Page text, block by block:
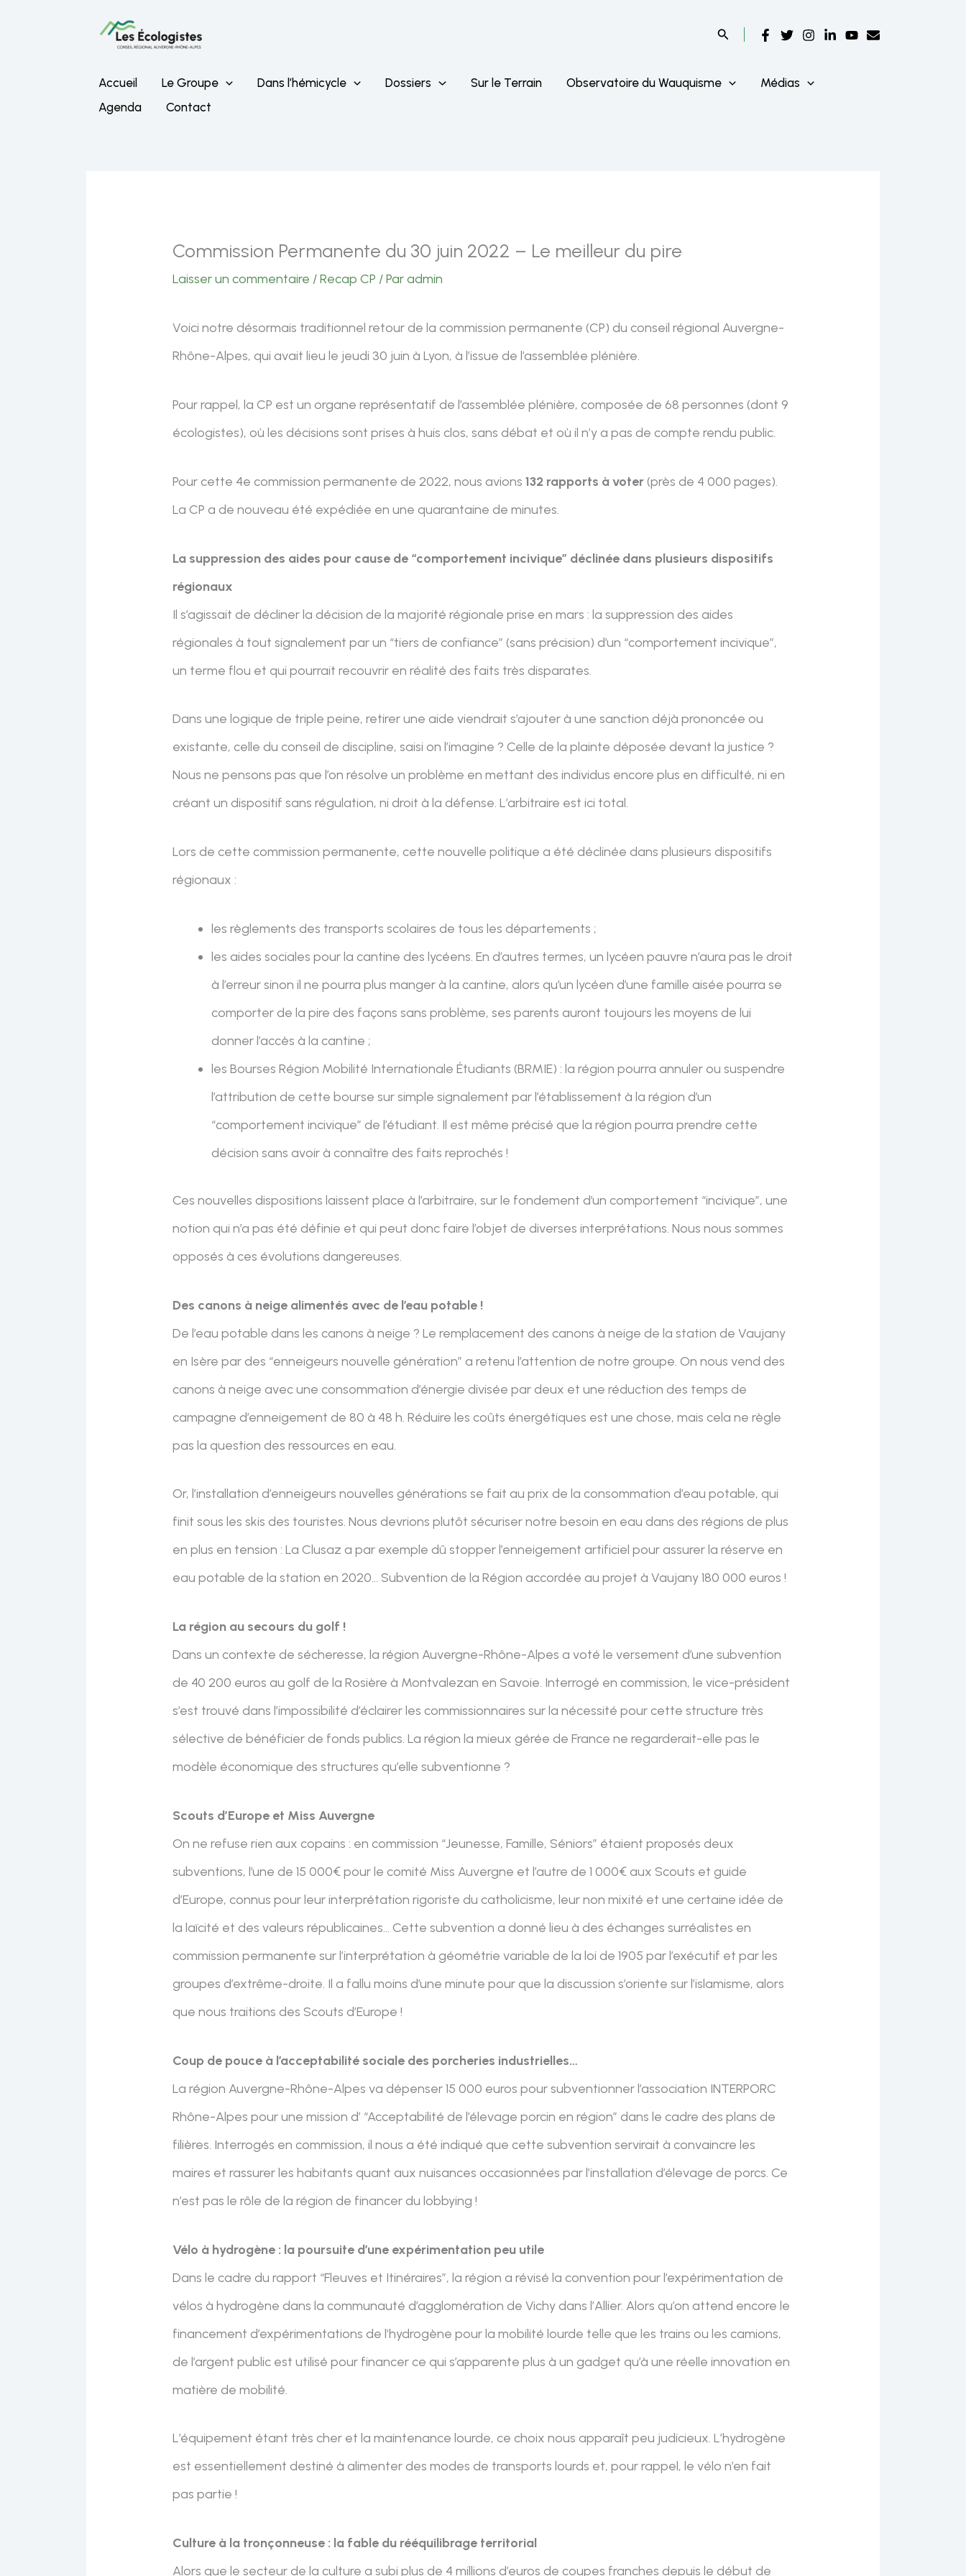
Accueil Le Groupe Dans l’hémicycle Dossiers Sur le Terrain Observatoire du Wauquisme
Médias
Agenda
Contact
Commission Permanente du 30 juin 2022 – Le meilleur du pire
Laisser un commentaire /Recap CP / Paradmin
Voici notre désormais traditionnel retour de la commission permanente (CP) du conseil régional Auvergne-
Rhône-Alpes, qui avait lieu le jeudi 30 juin à Lyon, à l’issue de l’assemblée plénière.
Pour rappel, la CP est un organe représentatif de l’assemblée plénière, composée de 68 personnes (dont 9
écologistes), où les décisions sont prises à huis clos, sans débat et où il n’y a pas de compte rendu public.
Pour cette 4e commission permanente de 2022, nous avions132 rapports à voter(près de 4 000 pages).
La CP a de nouveau été expédiée en une quarantaine de minutes.
La suppression des aides pour cause de “comportement incivique” déclinée dans plusieurs dispositifs
régionaux
Il s’agissait de décliner la décision de la majorité régionale prise en mars : la suppression des aides
régionales à tout signalement par un “tiers de confiance” (sans précision) d’un “comportement incivique”,
un terme flou et qui pourrait recouvrir en réalité des faits très disparates.
Dans une logique de triple peine, retirer une aide viendrait s’ajouter à une sanction déjà prononcée ou
existante, celle du conseil de discipline, saisi on l’imagine ? Celle de la plainte déposée devant la justice ?
Nous ne pensons pas que l’on résolve un problème en mettant des individus encore plus en difficulté, ni en
créant un dispositif sans régulation, ni droit à la défense. L’arbitraire est ici total.
Lors de cette commission permanente, cette nouvelle politique a été déclinée dans plusieurs dispositifs
régionaux :
les règlements des transports scolaires de tous les départements ;
les aides sociales pour la cantine des lycéens. En d’autres termes, un lycéen pauvre n’aura pas le droit
à l’erreur sinon il ne pourra plus manger à la cantine, alors qu’un lycéen d’une famille aisée pourra se
comporter de la pire des façons sans problème, ses parents auront toujours les moyens de lui
donner l’accès à la cantine ;
les Bourses Région Mobilité Internationale Étudiants (BRMIE) : la région pourra annuler ou suspendre
l’attribution de cette bourse sur simple signalement par l’établissement à la région d’un
“comportement incivique” de l’étudiant. Il est même précisé que la région pourra prendre cette
décision sans avoir à connaître des faits reprochés !
Ces nouvelles dispositions laissent place à l’arbitraire, sur le fondement d’un comportement “incivique”, une
notion qui n’a pas été définie et qui peut donc faire l’objet de diverses interprétations. Nous nous sommes
opposés à ces évolutions dangereuses.
Des canons à neige alimentés avec de l’eau potable !
De l’eau potable dans les canons à neige ? Le remplacement des canons à neige de la station de Vaujany
en Isère par des “enneigeurs nouvelle génération” a retenu l’attention de notre groupe. On nous vend des
canons à neige avec une consommation d’énergie divisée par deux et une réduction des temps de
campagne d’enneigement de 80 à 48 h. Réduire les coûts énergétiques est une chose, mais cela ne règle
pas la question des ressources en eau.
Or, l’installation d’enneigeurs nouvelles générations se fait au prix de la consommation d’eau potable, qui
finit sous les skis des touristes. Nous devrions plutôt sécuriser notre besoin en eau dans des régions de plus
en plus en tension : La Clusaz a par exemple dû stopper l’enneigement artificiel pour assurer la réserve en
eau potable de la station en 2020… Subvention de la Région accordée au projet à Vaujany 180 000 euros !
La région au secours du golf !
Dans un contexte de sécheresse, la région Auvergne-Rhône-Alpes a voté le versement d’une subvention
de 40 200 euros au golf de la Rosière à Montvalezan en Savoie. Interrogé en commission, le vice-président
s’est trouvé dans l’impossibilité d’éclairer les commissionnaires sur la nécessité pour cette structure très
sélective de bénéficier de fonds publics. La région la mieux gérée de France ne regarderait-elle pas le
modèle économique des structures qu’elle subventionne ?
Scouts d’Europe et Miss Auvergne
On ne refuse rien aux copains : en commission “Jeunesse, Famille, Séniors” étaient proposés deux
subventions, l’une de 15 000€ pour le comité Miss Auvergne et l’autre de 1 000€ aux Scouts et guide
d’Europe, connus pour leur interprétation rigoriste du catholicisme, leur non mixité et une certaine idée de
la laïcité et des valeurs républicaines… Cette subvention a donné lieu à des échanges surréalistes en
commission permanente sur l’interprétation à géométrie variable de la loi de 1905 par l’exécutif et par les
groupes d’extrême-droite. Il a fallu moins d’une minute pour que la discussion s’oriente sur l’islamisme, alors
que nous traitions des Scouts d’Europe !
Coup de pouce à l’acceptabilité sociale des porcheries industrielles…
La région Auvergne-Rhône-Alpes va dépenser 15 000 euros pour subventionner l’association INTERPORC
Rhône-Alpes pour une mission d’ “Acceptabilité de l’élevage porcin en région” dans le cadre des plans de
filières. Interrogés en commission, il nous a été indiqué que cette subvention servirait à convaincre les
maires et rassurer les habitants quant aux nuisances occasionnées par l’installation d’élevage de porcs. Ce
n’est pas le rôle de la région de financer du lobbying !
Vélo à hydrogène : la poursuite d’une expérimentation peu utile
Dans le cadre du rapport “Fleuves et Itinéraires”, la région a révisé la convention pour l’expérimentation de
vélos à hydrogène dans la communauté d’agglomération de Vichy dans l’Allier. Alors qu’on attend encore le
financement d’expérimentations de l’hydrogène pour la mobilité lourde telle que les trains ou les camions,
de l’argent public est utilisé pour financer ce qui s’apparente plus à un gadget qu’à une réelle innovation en
matière de mobilité.
L’équipement étant très cher et la maintenance lourde, ce choix nous apparaît peu judicieux. L’hydrogène
est essentiellement destiné à alimenter des modes de transports lourds et, pour rappel, le vélo n’en fait
pas partie !
Culture à la tronçonneuse : la fable du rééquilibrage territorial
Alors que le secteur de la culture a subi plus de 4 millions d’euros de coupes franches depuis le début de